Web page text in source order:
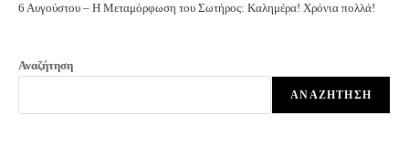
6 Αυγούστου – Η Μεταμόρφωση του Σωτήρος: Καλημέρα! Χρόνια πολλά!
Αναζήτηση
ΑΝΑΖΉΤΗΣΗ